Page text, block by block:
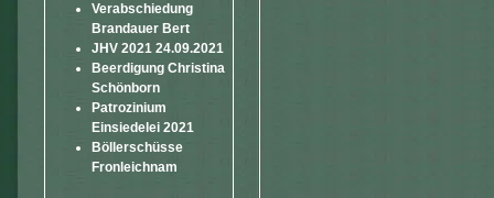
Verabschiedung
Brandauer Bert
JHV 2021 24.09.2021
Beerdigung Christina
Schönborn
Patrozinium
Einsiedelei 2021
Böllerschüsse
Fronleichnam